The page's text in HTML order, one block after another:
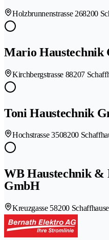
Holzbrunnenstrasse 268200
Mario Haustechnik
Kirchbergstrasse 88207
Toni Haustechnik
Hochstrasse 3508200
WB Haustechnik &
GmbH
Kreuzgasse 58200